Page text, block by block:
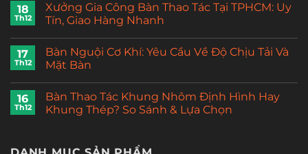
18
Th12
Xưởng Gia Công Bàn Thao Tác Tại TPHCM: Uy
Tín, Giao Hàng Nhanh
17
Th12
Bàn Nguội Cơ Khí: Yêu Cầu Về Độ Chịu Tải Và
Mặt Bàn
16
Th12
Bàn Thao Tác Khung Nhôm Định Hình Hay
Khung Thép? So Sánh & Lựa Chọn